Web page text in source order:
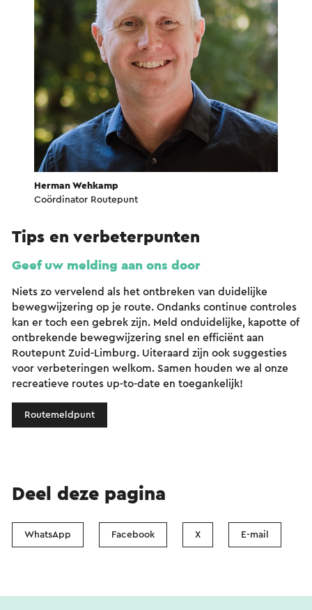
Herman Wehkamp
Coördinator Routepunt
Tips en verbeterpunten
Geef uw melding aan ons door
Niets zo vervelend als het ontbreken van duidelijke
bewegwijzering op je route. Ondanks continue controles
kan er toch een gebrek zijn. Meld onduidelijke, kapotte of
ontbrekende bewegwijzering snel en efficiënt aan
Routepunt Zuid-Limburg. Uiteraard zijn ook suggesties
voor verbeteringen welkom. Samen houden we al onze
recreatieve routes up-to-date en toegankelijk!
Routemeldpunt
Deel deze pagina
WhatsApp Facebook X E-mail